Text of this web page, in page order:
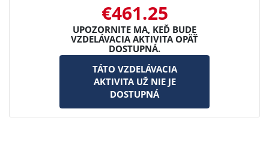
€461.25
UPOZORNITE MA, KEĎ BUDE
VZDELÁVACIA AKTIVITA OPÄŤ
DOSTUPNÁ.
TÁTO VZDELÁVACIA
AKTIVITA UŽ NIE JE
DOSTUPNÁ